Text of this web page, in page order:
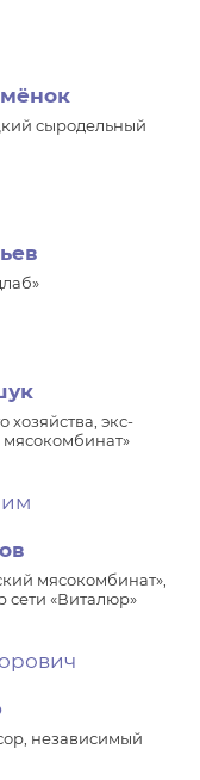
сыродельный
хозяйства, экс-
мясокомбинат»,
«Виталюр»
независимый